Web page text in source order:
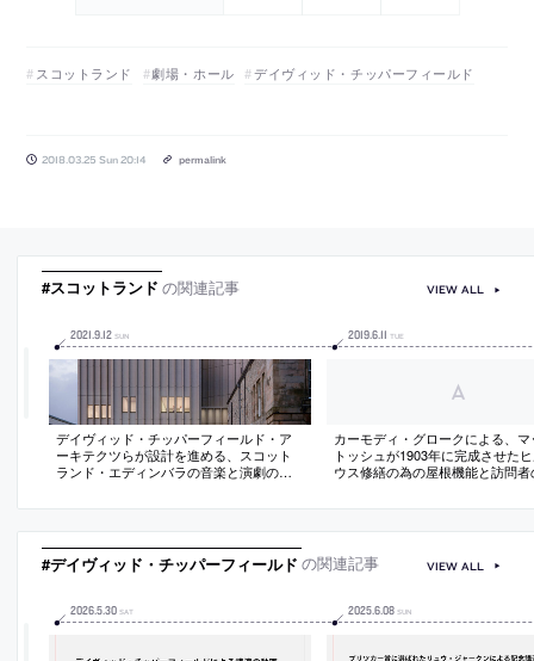
スコットランド 劇場・ホール デイヴィッド・チッパーフィールド
2018.03.25 Sun 20:14 permalink
#スコットランド の関連記事
2021 9.12 SUN
デイヴィッド・チッパーフィールド・ア
ーキテクツらが設計を進める、スコット
ランド・エディンバラの音楽と演劇のた
の軸線を意識しその終着点となり、周辺
構成を取り入れた外観をつくる
2019.6.11 TUE
カーモディ・グロークによる、マ
トッシュが1903年に完成させた
ウス修繕の為の屋根機能と訪問者
の写真
VIEW ALL
#デイヴィッド・チッパーフィールド の関連記事
2026.5.30 SAT 2025.6.08 SUN
VIEW ALL